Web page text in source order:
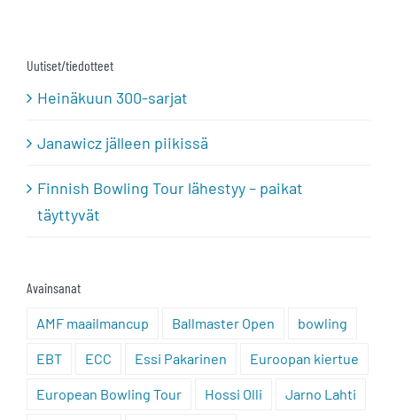
Uutiset/tiedotteet
Heinäkuun 300-sarjat
Janawicz jälleen piikissä
Finnish Bowling Tour lähestyy – paikat
täyttyvät
Avainsanat
AMF maailmancup Ballmaster Open bowling
EBT ECC Essi Pakarinen Euroopan kiertue
European Bowling Tour Hossi Olli Jarno Lahti